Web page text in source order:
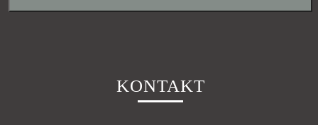
KONTAKT